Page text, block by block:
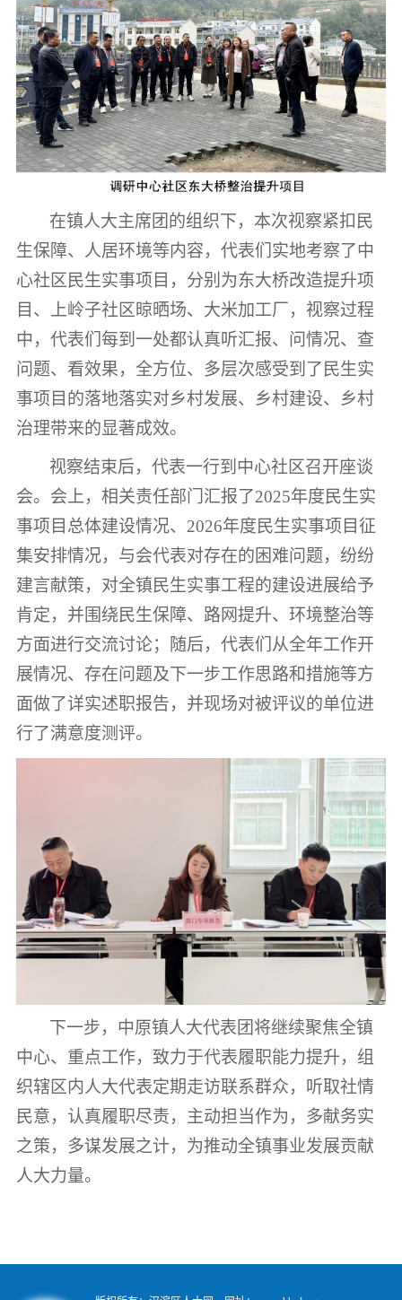
在镇人大主席团的组织下，本次视察紧扣民
生保障、人居环境等内容，代表们实地考察了中
心社区民生实事项目，分别为东大桥改造提升项
目、上岭子社区晾晒场、大米加工厂，视察过程
中，代表们每到一处都认真听汇报、问情况、查
问题、看效果，全方位、多层次感受到了民生实
事项目的落地落实对乡村发展、乡村建设、乡村
治理带来的显著成效。
视察结束后，代表一行到中心社区召开座谈
会。会上，相关责任部门汇报了2025年度民生实
事项目总体建设情况、2026年度民生实事项目征
集安排情况，与会代表对存在的困难问题，纷纷
建言献策，对全镇民生实事工程的建设进展给予
肯定，并围绕民生保障、路网提升、环境整治等
方面进行交流讨论；随后，代表们从全年工作开
展情况、存在问题及下一步工作思路和措施等方
面做了详实述职报告，并现场对被评议的单位进
行了满意度测评。
下一步，中原镇人大代表团将继续聚焦全镇
中心、重点工作，致力于代表履职能力提升，组
织辖区内人大代表定期走访联系群众，听取社情
民意，认真履职尽责，主动担当作为，多献务实
之策，多谋发展之计，为推动全镇事业发展贡献
人大力量。